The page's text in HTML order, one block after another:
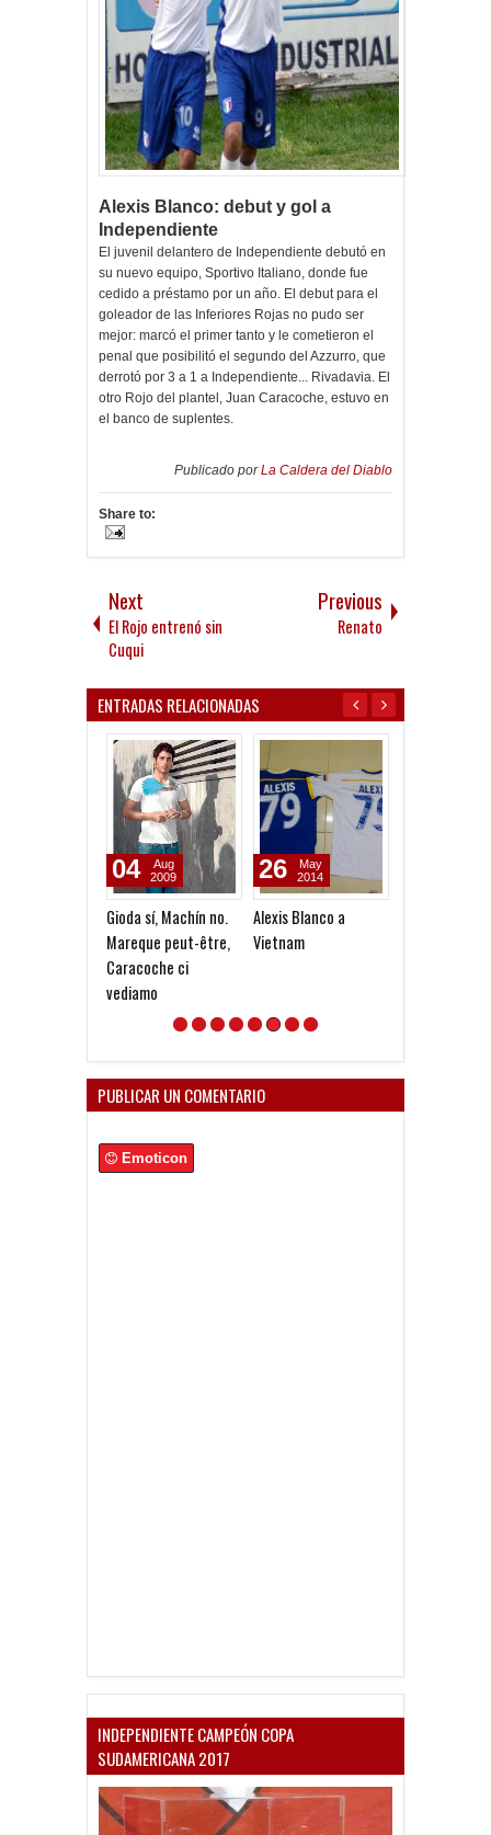
Alexis Blanco: debut y gol a
Independiente
El juvenil delantero de Independiente debutó en
su nuevo equipo, Sportivo Italiano, donde fue
cedido a préstamo por un año. El debut para el
goleador de las Inferiores Rojas no pudo ser
mejor: marcó el primer tanto y le cometieron el
penal que posibilitó el segundo del Azzurro, que
derrotó por 3 a 1 a Independiente... Rivadavia. El
otro Rojo del plantel, Juan Caracoche, estuvo en
el banco de suplentes.
Publicado porLa Caldera del Diablo
Share to:
Next
El Rojo entrenó sin
Cuqui
Previous
Renato
ENTRADAS RELACIONADAS
Gioda sí, Machín no.
Mareque peut-être,
Caracoche ci
vediamo
04
Aug
2009
Alexis Blanco a
Vietnam
26
May
2014
PUBLICAR UN COMENTARIO
Emoticon
INDEPENDIENTE CAMPEÓN COPA
SUDAMERICANA 2017